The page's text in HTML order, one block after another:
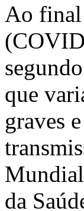
Ao final
que
graves
da